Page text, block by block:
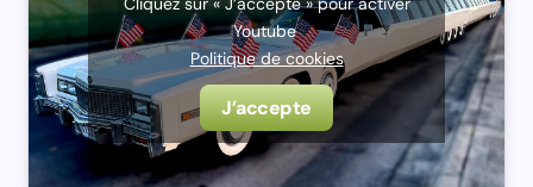
Youtube
Politique de cookies
J’accepte